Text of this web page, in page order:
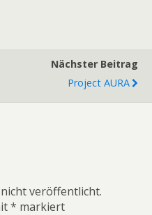
Nächster Beitrag
Project AURA
veröffentlicht.
* markiert